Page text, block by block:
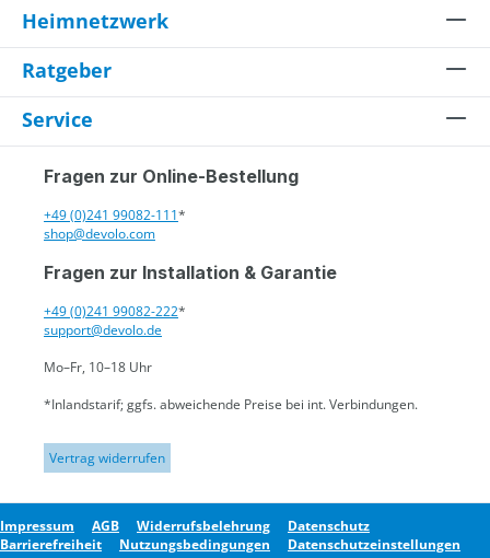
Heimnetzwerk
Ratgeber
Service
Fragen zur Online-Bestellung
+49 (0)241 99082-111*
shop@devolo.com
Fragen zur Installation & Garantie
+49 (0)241 99082-222*
support@devolo.de
Mo–Fr, 10–18 Uhr
*Inlandstarif; ggfs. abweichende Preise bei int. Verbindungen.
Vertrag widerrufen
Impressum AGB Widerrufsbelehrung
Datenschutz
Barrierefreiheit
Nutzungsbedingungen Datenschutzeinstellungen